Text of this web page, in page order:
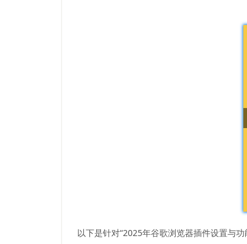
以下是针对“2025年谷歌浏览器插件设置与功